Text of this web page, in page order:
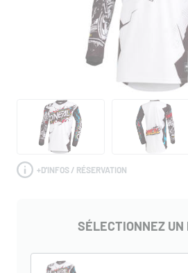
+D'INFOS / RÉSERVATION
SÉLECTIONNEZ UN